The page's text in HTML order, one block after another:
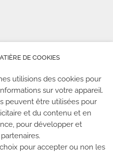
ses salles, partout en
DE COOKIES
utilisions des cookies pour
sur votre appareil.
peuvent être utilisées pour
et du contenu et en
pour développer et
pour accepter ou non les